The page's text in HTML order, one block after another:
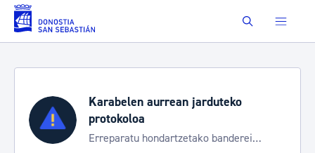
Eduki nagusira joan Buscar
Aste Nagusia 2026
Trafiko mozketak eta
bereziak